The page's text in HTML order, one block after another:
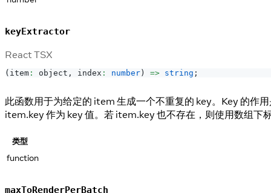
keyExtractor
React TSX
( item : object , index : number ) => string ;
此函数用于为给定的 item 生成一个不重复的 key。Key 的作
item.key 作为 key 值。若 item.key 也不存在，则使用数组下
类型
function
maxToRenderPerBatch